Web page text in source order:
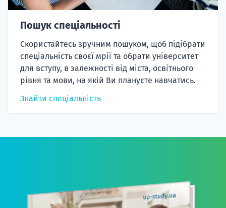
Пошук спеціальності
Скористайтесь зручним пошуком, щоб підібрати
спеціальність своєї мрії та обрати університет
для вступу, в залежності від міста, освітнього
рівня та мови, на якій Ви плануєте навчатись.
Знайти спеціальність